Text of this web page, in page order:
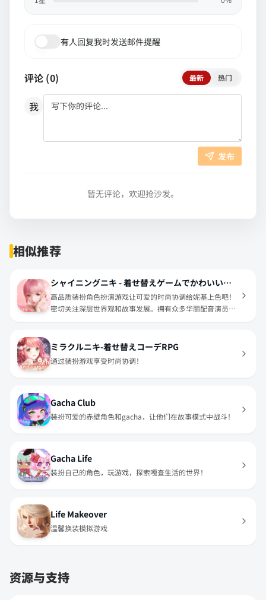
有人回复我时发送邮件提醒
评论 (0) 最新 热门
我
发布
暂无评论，欢迎抢沙发。
相似推荐
シャイニングニキ - 着せ替えゲームでかわいいコーデ
高品质装扮角色扮演游戏让可爱的时尚协调给妮基上色吧！
密切关注深层世界观和故事发展。拥有众多华丽配音演员的
ミラクルニキ-着せ替えコーデRPG
通过装扮游戏享受时尚协调！
Gacha Club
装扮可爱的赤壁角色和gacha，让他们在故事模式中战斗！
Gacha Life
装扮自己的角色，玩游戏，探索嘎查生活的世界！
Life Makeover
温馨换装模拟游戏
资源与支持